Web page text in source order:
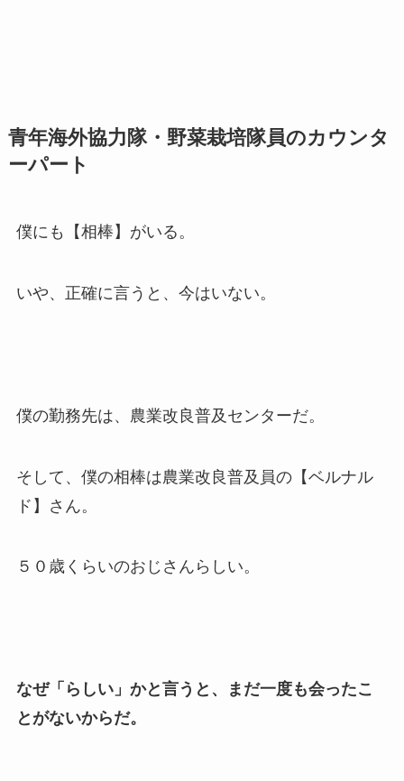
青年海外協力隊・野菜栽培隊員のカウンタ
ーパート
僕にも【相棒】がいる。
いや、正確に言うと、今はいない。
僕の勤務先は、農業改良普及センターだ。
そして、僕の相棒は農業改良普及員の【ベルナル
ド】さん。
５０歳くらいのおじさんらしい。
なぜ「らしい」かと言うと、まだ一度も会ったこ
とがないからだ。